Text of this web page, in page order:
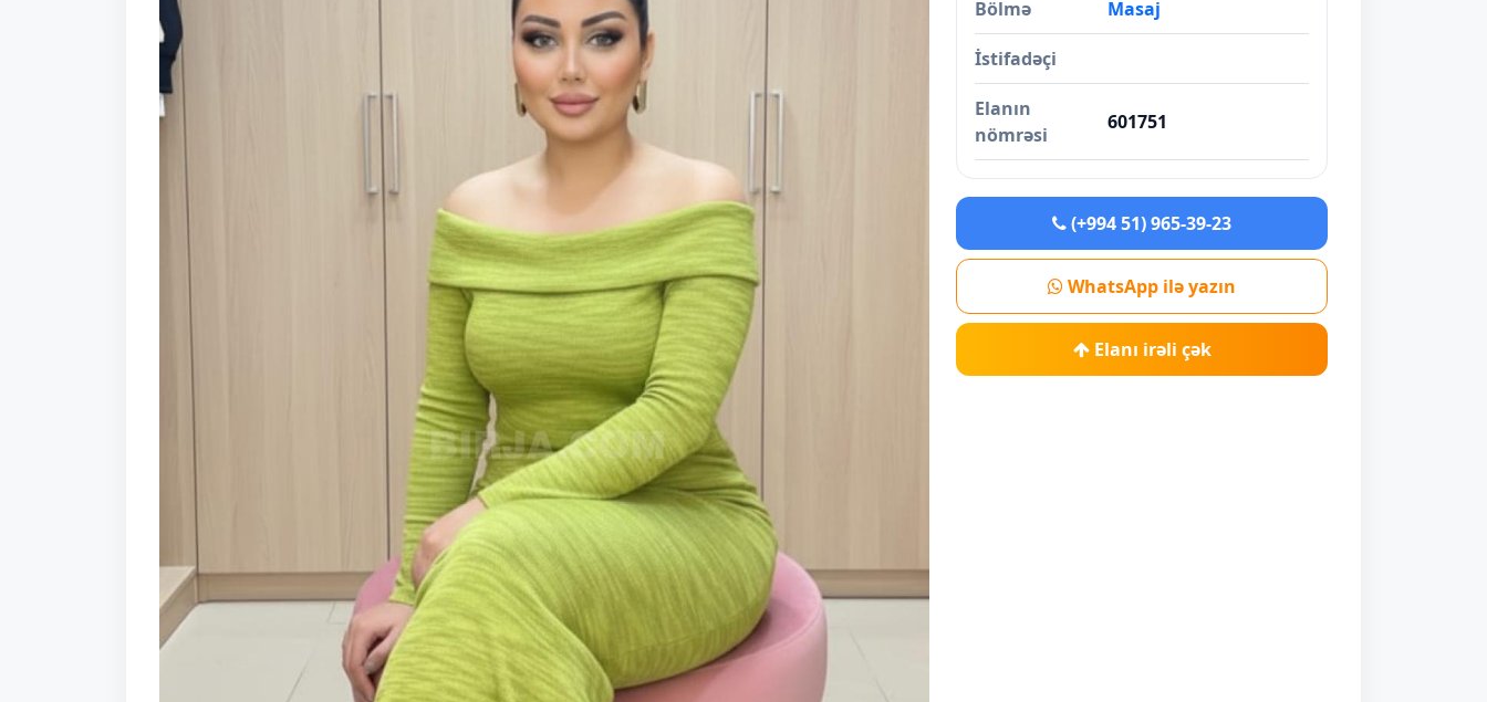
Bölmə Masaj
İstifadəçi
Elanın
nömrəsi
601751
(+994 51) 965-39-23
WhatsApp ilə yazın
Elanı irəli çək